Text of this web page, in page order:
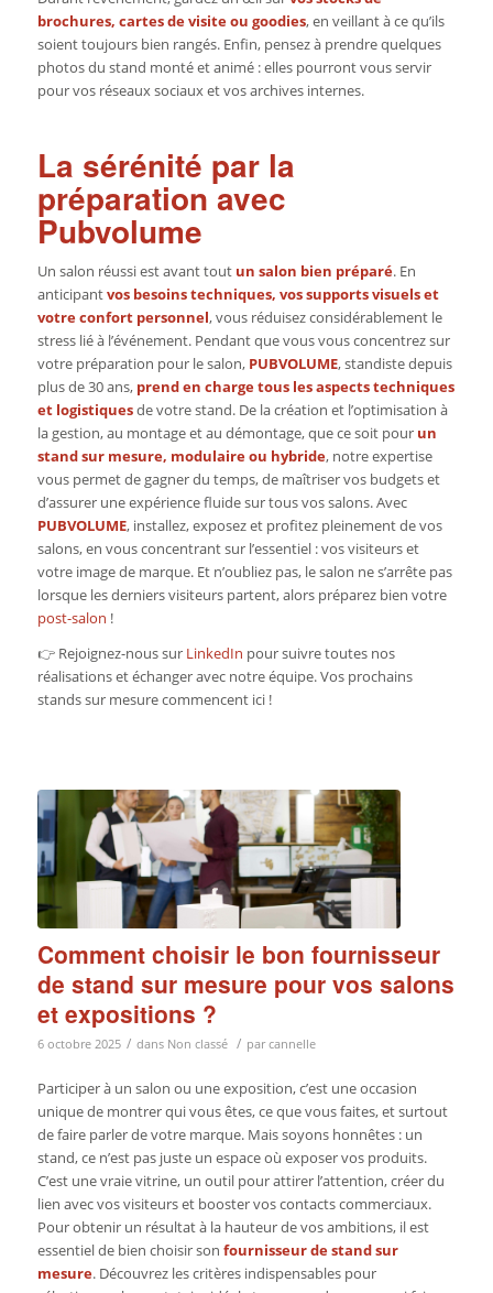
brochures, cartes de visite ou goodies, en veillant à ce qu’ils
soient toujours bien rangés. Enfin, pensez à prendre quelques
photos du stand monté et animé : elles pourront vous servir
pour vos réseaux sociaux et vos archives internes.
La sérénité par la
préparation avec
Pubvolume
Un salon réussi est avant tout un salon bien préparé. En
anticipantvos besoins techniques, vos supports visuels et
votre confort personnel, vous réduisez considérablement le
stress lié à l’événement. Pendant que vous vous concentrez sur
votre préparation pour le salon, PUBVOLUME, standiste depuis
plus de 30 ans, prend en charge tous les aspects techniques
et logistiquesde votre stand. De la création et l’optimisation à
la gestion, au montage et au démontage, que ce soit pour un
stand sur mesure, modulaire ou hybride, notre expertise
vous permet de gagner du temps, de maîtriser vos budgets et
d’assurer une expérience fluide sur tous vos salons. Avec
PUBVOLUME, installez, exposez et profitez pleinement de vos
salons, en vous concentrant sur l’essentiel : vos visiteurs et
votre image de marque. Et n’oubliez pas, le salon ne s’arrête pas
lorsque les derniers visiteurs partent, alors préparez bien votre
post-salon !
👉 Rejoignez-nous sur LinkedIn pour suivre toutes nos
réalisations et échanger avec notre équipe. Vos prochains
stands sur mesure commencent ici !
Comment choisir le bon fournisseur
de stand sur mesure pour vos salons
et expositions ?
6 octobre 2025 / dans Non classé / parcannelle
Participer à un salon ou une exposition, c’est une occasion
unique de montrer qui vous êtes, ce que vous faites, et surtout
de faire parler de votre marque. Mais soyons honnêtes : un
stand, ce n’est pas juste un espace où exposer vos produits.
C’est une vraie vitrine, un outil pour attirer l’attention, créer du
lien avec vos visiteurs et booster vos contacts commerciaux.
Pour obtenir un résultat à la hauteur de vos ambitions, il est
essentiel de bien choisir son fournisseur de stand sur
mesure. Découvrez les critères indispensables pour